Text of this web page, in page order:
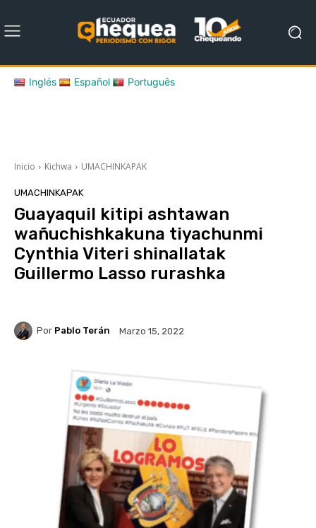
Inglés Español Português
Inicio Kichwa UMACHINKAPAK
UMACHINKAPAK
Guayaquil kitipi ashtawan
wañuchishkakuna tiyachunmi
Cynthia Viteri shinallatak
Guillermo Lasso rurashka
Por Pablo Terán Marzo 15, 2022